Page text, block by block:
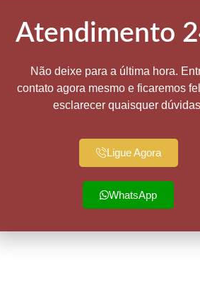
Atendimento
Não deixe para a última hora.
contato agora mesmo e ficaremos
esclarecer quaisquer
Ligue Agora
WhatsApp